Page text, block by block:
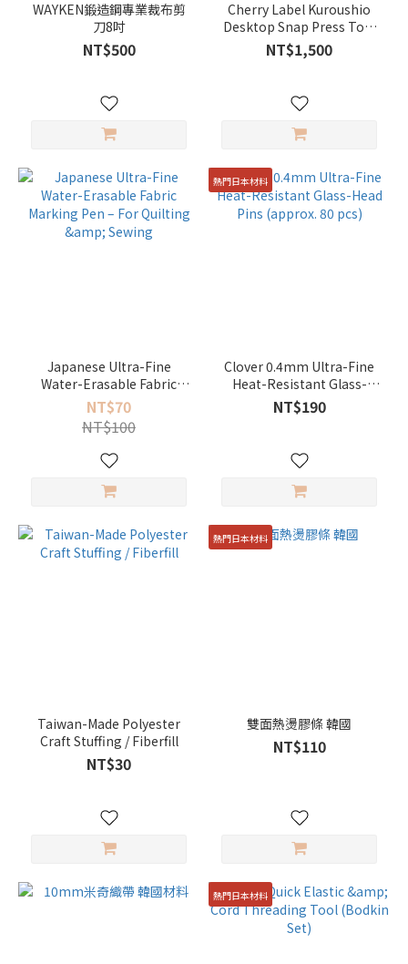
WAYKEN鍛造鋼專業裁布剪
刀8吋
NT$500
Cherry Label Kuroushio
Desktop Snap Press Tool
(Made in Japan)
NT$1,500
Japanese Ultra-Fine
Water-Erasable Fabric
Marking Pen – For Quilting
& Sewing
NT$70
NT$100
熱門日本材料
Clover 0.4mm Ultra-Fine
Heat-Resistant Glass-
Head Pins (approx. 80 pcs)
NT$190
Taiwan-Made Polyester
Craft Stuffing / Fiberfill
NT$30
熱門日本材料
雙面熱燙膠條 韓國
NT$110
熱門日本材料